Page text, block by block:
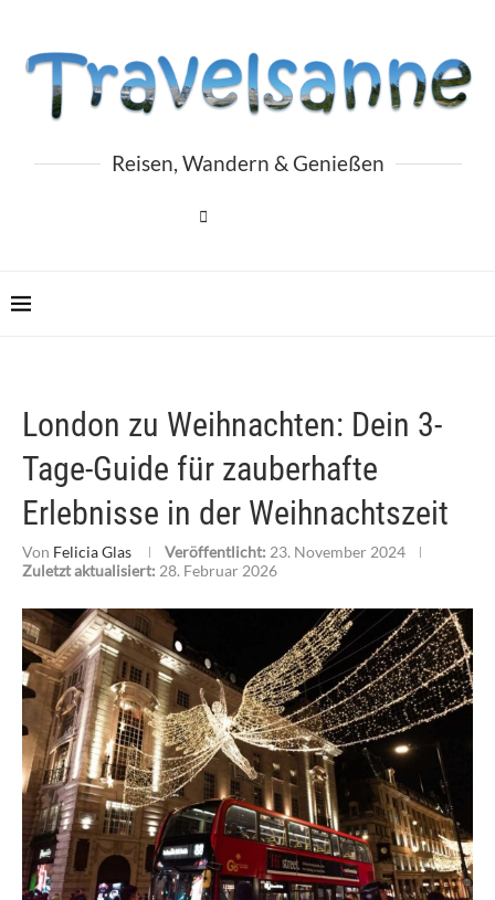
Reisen, Wandern & Genießen
London zu Weihnachten: Dein 3-
Tage-Guide für zauberhafte
Erlebnisse in der Weihnachtszeit
Von Felicia Glas Veröffentlicht: 23. November 2024
Zuletzt aktualisiert: 28. Februar 2026